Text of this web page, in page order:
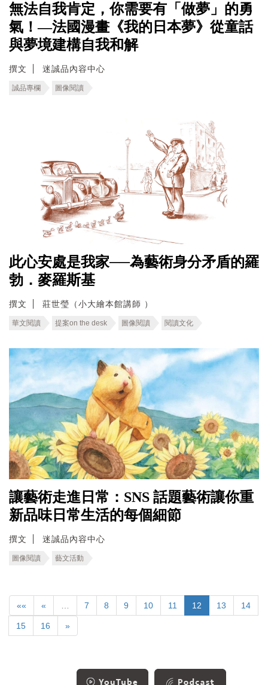
無法自我肯定，你需要有「做夢」的勇
氣！—法國漫畫《我的日本夢》從童話
與夢境建構自我和解
撰文 迷誠品內容中心
誠品專欄 圖像閱讀
此心安處是我家──為藝術身分矛盾的羅
勃．麥羅斯基
撰文 莊世瑩（小大繪本館講師 ）
華文閱讀 提案on the desk 圖像閱讀 閱讀文化
讓藝術走進日常：SNS 話題藝術讓你重
新品味日常生活的每個細節
撰文 迷誠品內容中心
圖像閱讀 藝文活動
«« « 7 8 9 10 11 12 13 14
15 16 »